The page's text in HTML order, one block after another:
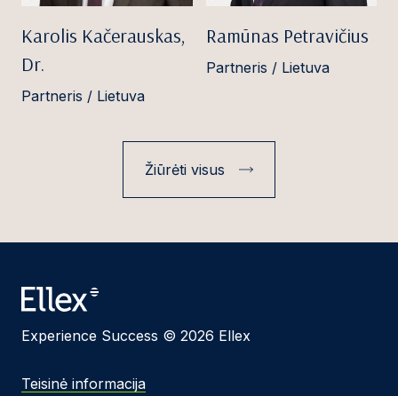
Karolis Kačerauskas,
Dr.
Partneris / Lietuva
Ramūnas Petravičius
Partneris / Lietuva
Žiūrėti visus
Experience Success © 2026 Ellex
Teisinė informacija